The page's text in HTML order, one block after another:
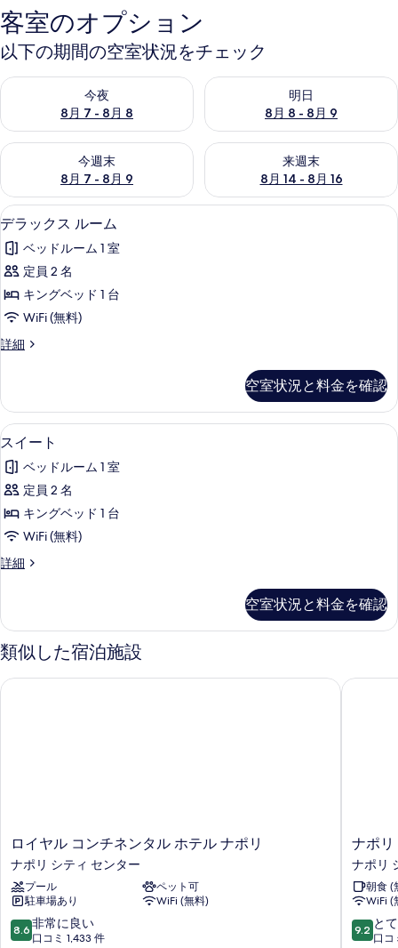
客室のオプション
以下の期間の空室状況をチェック
今夜
8月 7 - 8月 8
今夜 8月 7 - 8月 8 の空室状況をチェック
明日
8月 8 - 8月 9
明日 8月 8 - 8月 9 の空室状況
今週末
8月 7 - 8月 9
今週末 8月 7 - 8月 9 の空室状況をチェック
来週末
8月 14 - 8月 16
来週末 8月 14 - 8月 16 の空室
デ
ラ
ッ
ク
ス
ル
ー
の
す
べ
て
の
写
真
を
す
る
ミニバー (無料)、セーフティボック
9
デラックス ルーム
ベッドルーム 1 室
定員 2 名
キングベッド 1 台
WiFi (無料)
詳細
デ
ス
ル
ー
の
詳
空室状況と料金を確認
ス
イ
ー
ト
の
す
べ
の
写
真
を
ミニバー (無料)、セーフティボック
13
スイート
ベッドルーム 1 室
定員 2 名
キングベッド 1 台
WiFi (無料)
詳細
ス
の
詳
細
空室状況と料金を確認
類似した宿泊施設
ロ
イ
ヤ
ル
コ
ン
チ
ロイヤル コンチネンタル ホテル ナポリ
ナポリ シティ センター
プール
ペット可
駐車場あり
WiFi (無料)
10
段
8.6 非常に良い
口コミ 1,433 件
ロイヤル コンチネンタル ホテル ナポリ
ナ
ポ
リ
ク
ラ
ス
ラ
ナポリ
ナポリ
朝食 (
WiFi (
10
段
9.2 と
口
ナポリ